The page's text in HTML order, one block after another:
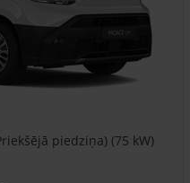
piedziņa) (75 kW)